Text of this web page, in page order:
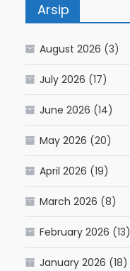
Arsip
August 2026 (3)
July 2026 (17)
June 2026 (14)
May 2026 (20)
April 2026 (19)
March 2026 (8)
February 2026 (13)
January 2026 (18)